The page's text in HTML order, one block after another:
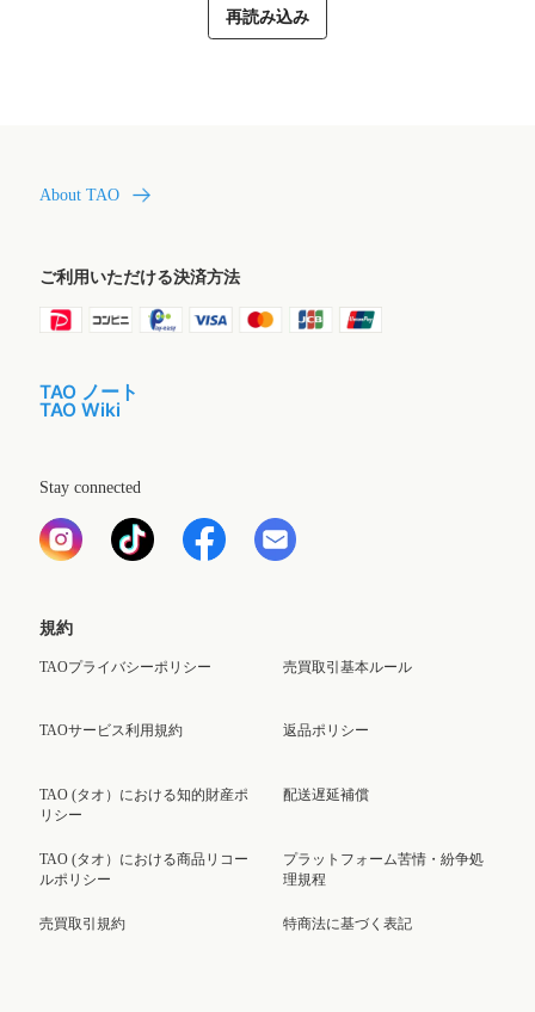
再読み込み
About TAO
ご利用いただける決済方法
TAO ノート
TAO Wiki
Stay connected
規約
TAOプライバシーポリシー
TAOサービス利用規約
TAO (タオ）における知的財産ポ
リシー
TAO (タオ）における商品リコー
ルポリシー
売買取引規約
売買取引基本ルール
返品ポリシー
配送遅延補償
プラットフォーム苦情・紛争処
理規程
特商法に基づく表記